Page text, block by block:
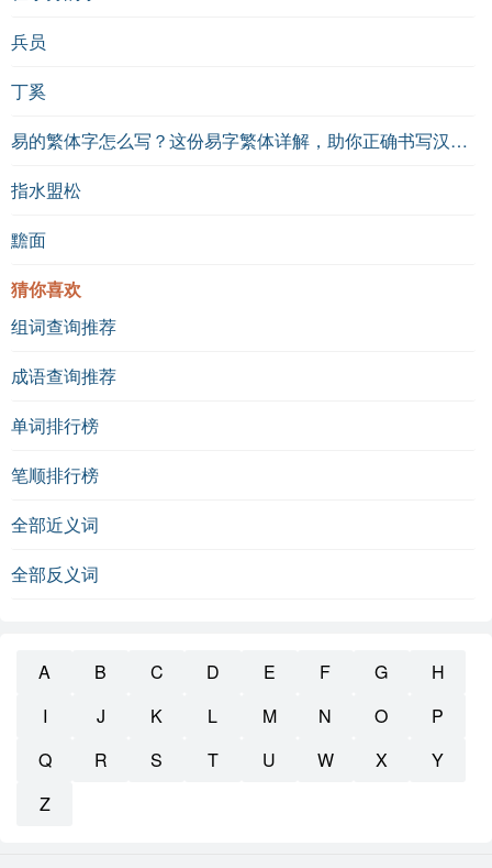
兵员
丁奚
易的繁体字怎么写？这份易字繁体详解，助你正确书写汉字_汉字繁体学习
指水盟松
黵面
猜你喜欢
组词查询推荐
成语查询推荐
单词排行榜
笔顺排行榜
全部近义词
全部反义词
A B C D E F G
H
I
J K L M N O
P
Q
R S T U W X
Y
Z